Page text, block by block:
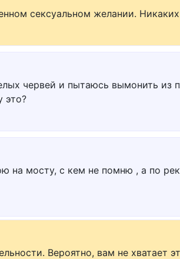
сексуальном желании.
червей и пытаюсь вымонить
это?
на мосту, с кем не помню , а по
Вероятно, вам не хватает